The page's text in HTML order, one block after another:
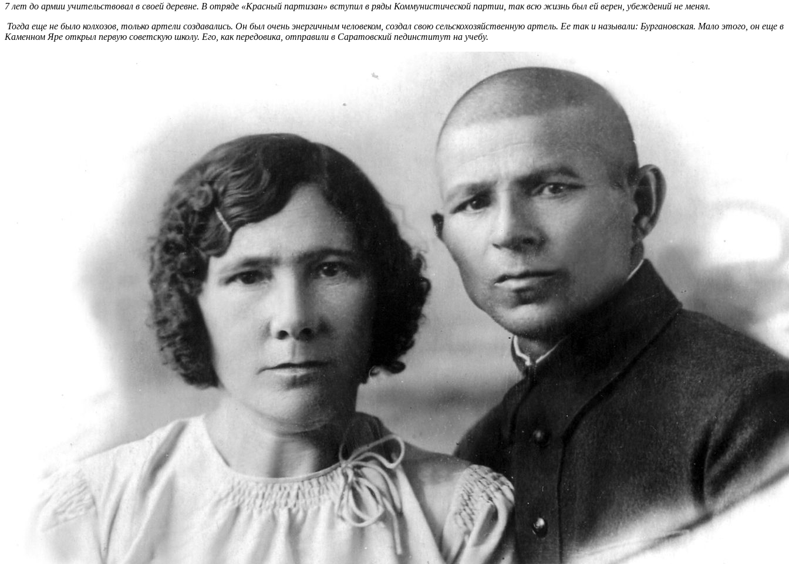
7 лет до армии учительствовал в своей деревне. В отряде «Красный партизан» вступил в ряды Коммунистической партии, так всю жизнь был ей верен, убеждений не менял.
Тогда еще не было колхозов, только артели создавались. Он был очень энергичным человеком, создал свою сельскохозяйственную артель. Ее так и называли: Бургановская. Мало этого, он еще в
Каменном Яре открыл первую советскую школу. Его, как передовика, отправили в Саратовский пединститут на учебу.